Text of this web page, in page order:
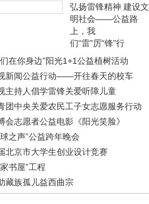
弘扬雷锋精神 建设文
明社会——公益路
上，我
们“雷”厉“锋”行
在你身边”阳光1+1公益植树活动
新闻公益行动——开往春天的校车
主持人倡学雷锋关爱听障儿童
团中央关爱农民工子女志愿服务行动
会志愿者公益电影《阳光笑脸》
之声”公益跨年晚会
北京市大学生创业设计竞赛
书屋”工程
藏族孤儿益西曲宗